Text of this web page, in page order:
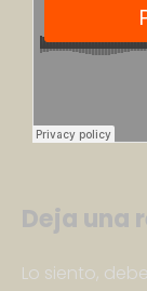
Deja una
Lo siento,